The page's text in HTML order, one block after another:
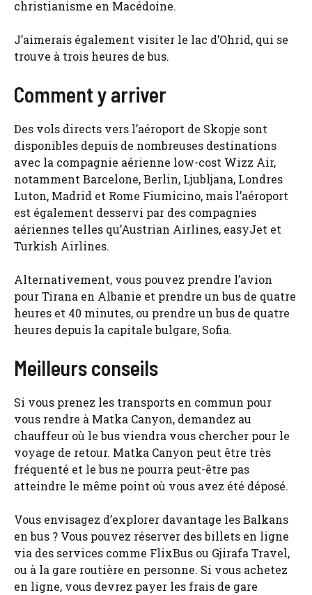
christianisme en Macédoine.
J’aimerais également visiter le lac d’Ohrid, qui se
trouve à trois heures de bus.
Comment y arriver
Des vols directs vers l’aéroport de Skopje sont
disponibles depuis de nombreuses destinations
avec la compagnie aérienne low-cost Wizz Air,
notamment Barcelone, Berlin, Ljubljana, Londres
Luton, Madrid et Rome Fiumicino, mais l’aéroport
est également desservi par des compagnies
aériennes telles qu’Austrian Airlines, easyJet et
Turkish Airlines.
Alternativement, vous pouvez prendre l’avion
pour Tirana en Albanie et prendre un bus de quatre
heures et 40 minutes, ou prendre un bus de quatre
heures depuis la capitale bulgare, Sofia.
Meilleurs conseils
Si vous prenez les transports en commun pour
vous rendre à Matka Canyon, demandez au
chauffeur où le bus viendra vous chercher pour le
voyage de retour. Matka Canyon peut être très
fréquenté et le bus ne pourra peut-être pas
atteindre le même point où vous avez été déposé.
Vous envisagez d’explorer davantage les Balkans
en bus ? Vous pouvez réserver des billets en ligne
via des services comme FlixBus ou Gjirafa Travel,
ou à la gare routière en personne. Si vous achetez
en ligne, vous devrez payer les frais de gare